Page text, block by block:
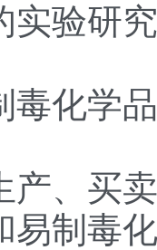
实验研
学品
买卖
易制毒